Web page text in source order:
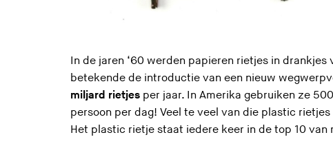
In de jaren ‘60 werden papieren rietjes in
betekende de introductie van een nieuw
miljard rietjes per jaar. In Amerika gebruiken ze
persoon per dag! Veel te veel van die plastic
Het plastic rietje staat iedere keer in de top 10